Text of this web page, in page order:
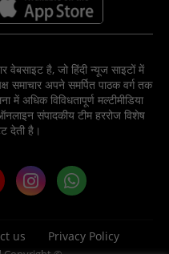
वेबसाइट है, जो हिंदी न्यूज साइटों में
समाचार अपने समर्पित पाठक वर्ग तक
में अधिक विविधतापूर्ण मल्टीमीडिया
संपादकीय टीम हररोज विशेष
देती है।
us Privacy Policy